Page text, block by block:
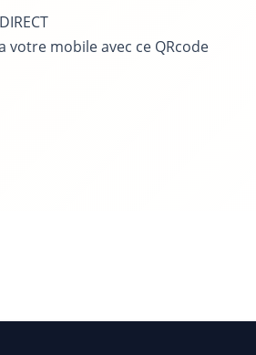
votre mobile avec ce QRcode